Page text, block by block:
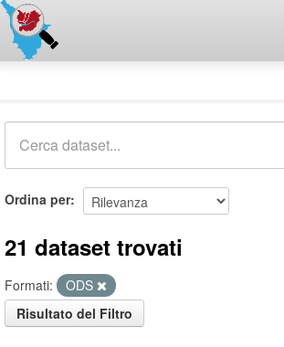
Ordina per
21 dataset trovati
Formati:
ODS
Risultato del Filtro